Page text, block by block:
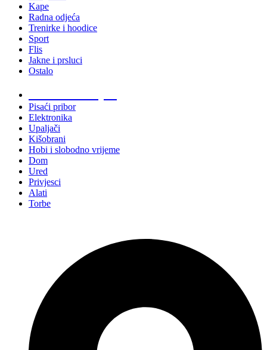
Kape
Radna odjeća
Trenirke i hoodice
Sport
Flis
Jakne i prsluci
Ostalo
Pisaći pribor
Elektronika
Upaljači
Kišobrani
Hobi i slobodno vrijeme
Dom
Ured
Privjesci
Alati
Torbe